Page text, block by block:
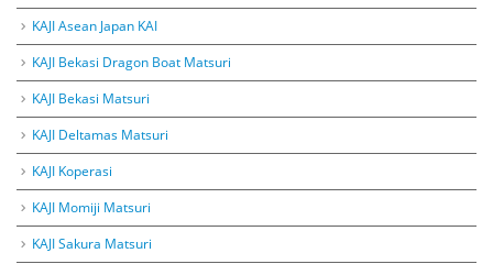
KAJI Asean Japan KAI
KAJI Bekasi Dragon Boat Matsuri
KAJI Bekasi Matsuri
KAJI Deltamas Matsuri
KAJI Koperasi
KAJI Momiji Matsuri
KAJI Sakura Matsuri